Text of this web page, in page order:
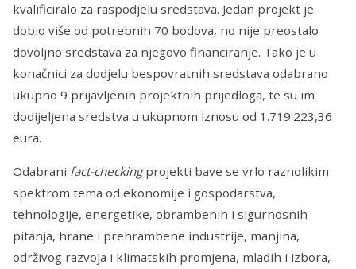
kvalificiralo za raspodjelu sredstava. Jedan projekt je
dobio više od potrebnih 70 bodova, no nije preostalo
dovoljno sredstava za njegovo financiranje. Tako je u
konačnici za dodjelu bespovratnih sredstava odabrano
ukupno 9 prijavljenih projektnih prijedloga, te su im
dodijeljena sredstva u ukupnom iznosu od 1.719.223,36
eura.
Odabrani fact-checkingprojekti bave se vrlo raznolikim
spektrom tema od ekonomije i gospodarstva,
tehnologije, energetike, obrambenih i sigurnosnih
pitanja, hrane i prehrambene industrije, manjina,
održivog razvoja i klimatskih promjena, mladih i izbora,